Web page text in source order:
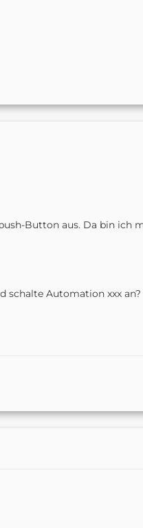
Button aus. Da bin ich
schalte Automation xxx an?